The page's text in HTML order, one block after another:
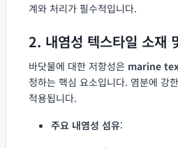
계와 처리가 필수적입니다.
2. 내염성 텍스타일 소재
바닷물에 대한 저항성은 marine
정하는 핵심 요소입니다. 염분에 강
적용됩니다.
주요 내염성 섬유: